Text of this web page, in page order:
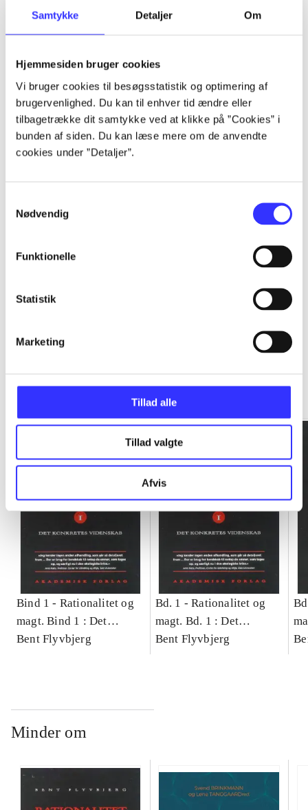
Samtykke Detaljer Om
Hjemmesiden bruger cookies
Vi bruger cookies til besøgsstatistik og optimering af
brugervenlighed. Du kan til enhver tid ændre eller
tilbagetrække dit samtykke ved at klikke på ”Cookies” i
bunden af siden. Du kan læse mere om de anvendte
cookies under ”Detaljer”.
Nødvendig
Funktionelle
Statistik
Marketing
Tillad alle
Tillad valgte
Afvis
Artikler
...
...
...
...
Gå til serien
Bind 1 - Rationalitet og
magt. Bind 1 : Det
konkretes videnskab
Bent Flyvbjerg
Bd. 1 -Rationalitet og
magt. Bd. 1 : Det
konkretes videnskab
Bent Flyvbjerg
Minder om